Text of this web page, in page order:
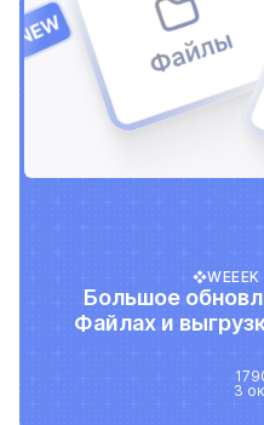
Большое
Файлах и
3